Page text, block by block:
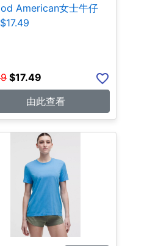
American女士牛仔
$17.49
由此查看